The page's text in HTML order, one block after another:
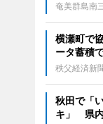
奄美群島南
横瀬町で
ータ蓄積
秩父経済新
秋田で「
キ」 県